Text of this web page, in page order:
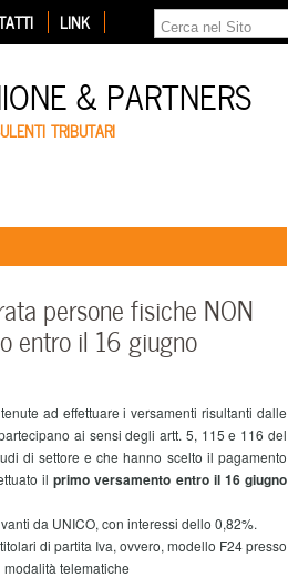
LINK
& PARTNERS
TRIBUTARI
persone fisiche NON
entro il 16 giugno
tenute ad effettuare i versamenti risultanti dalle
ai sensi degli artt. 5, 115 e 116 del
di settore e che hanno scelto il pagamento
ilprimo versamento entro il 16 giugno
da UNICO, con interessi dello 0,82%.
di partita Iva, ovvero, modello F24 presso
telematiche